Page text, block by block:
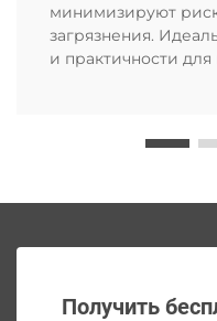
минимизируют
загрязнения.
и практичности
Получить